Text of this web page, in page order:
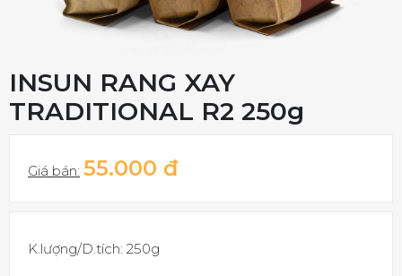
INSUN RANG XAY
TRADITIONAL R2 250g
Giá bán: 55.000 đ
K.lượng/D.tích: 250g